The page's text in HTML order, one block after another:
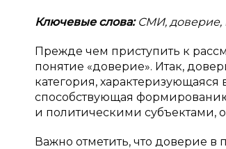
Ключевые слова:СМИ, доверие,
Прежде чем приступить к
понятие «доверие». Итак,
категория,
способствующая
и политическими субъектами,
Важно отметить, что доверие